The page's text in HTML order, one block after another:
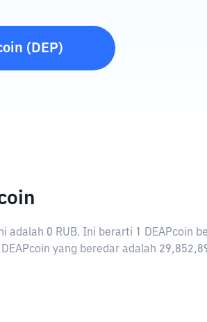
( DEP)
adalah 0 RUB. Ini berarti 1 DEAPcoin
yang beredar adalah